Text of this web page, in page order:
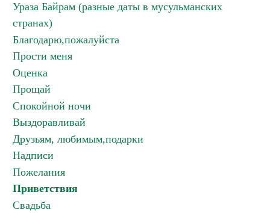
Ураза Байрам (разные даты в мусульманских
странах)
Благодарю,пожалуйста
Прости меня
Оценка
Прощай
Спокойной ночи
Выздоравливай
Друзьям, любимым,подарки
Надписи
Пожелания
Приветствия
Свадьба